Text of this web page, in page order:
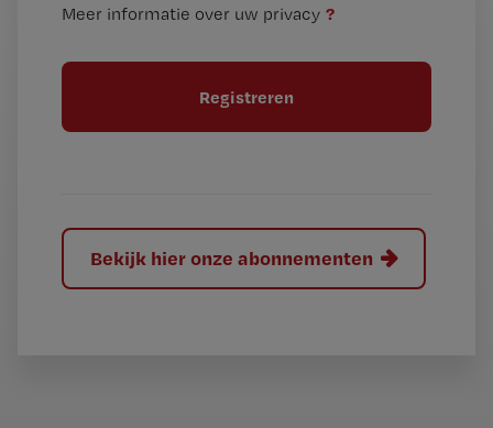
t
t
t
l
Meer informatie over uw privacy ?
Bekijk hier onze abonnementen